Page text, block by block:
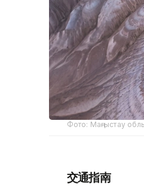
Фото: Маңғыстау
交通指南